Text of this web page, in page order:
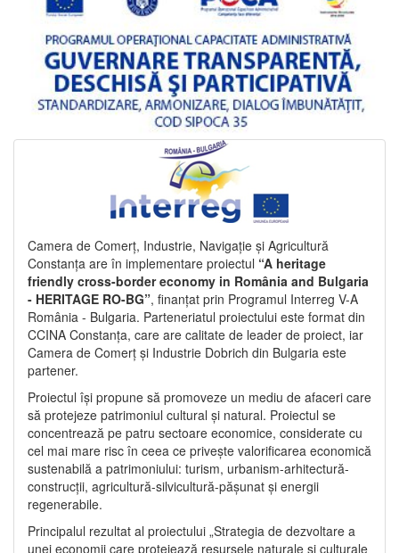
Camera de Comerț, Industrie, Navigație și Agricultură
Constanța are în implementare proiectul “A heritage
friendly cross-border economy in România and Bulgaria
- HERITAGE RO-BG”, finanțat prin Programul Interreg V-A
România - Bulgaria. Parteneriatul proiectului este format din
CCINA Constanța, care are calitate de leader de proiect, iar
Camera de Comerț și Industrie Dobrich din Bulgaria este
partener.
Proiectul își propune să promoveze un mediu de afaceri care
să protejeze patrimoniul cultural și natural. Proiectul se
concentrează pe patru sectoare economice, considerate cu
cel mai mare risc în ceea ce privește valorificarea economică
sustenabilă a patrimoniului: turism, urbanism-arhitectură-
construcții, agricultură-silvicultură-pășunat și energii
regenerabile.
Principalul rezultat al proiectului „Strategia de dezvoltare a
unei economii care protejează resursele naturale și culturale